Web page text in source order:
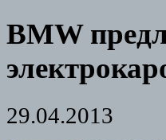
BMW
29.04.2013